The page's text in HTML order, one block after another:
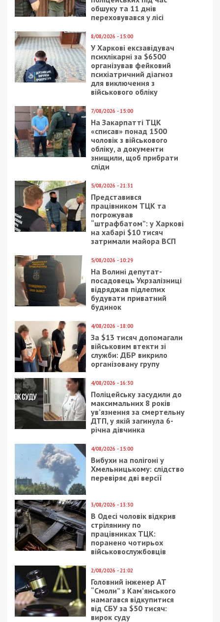
Предыдущая статья:
На Соборной площади Днепра произошло
дерзкое убийство: видео
Следующая статья:
В Днепре за сутки более 200 новых
заболевших коронавирусом
СУСПІЛЬСТВО
28/03/2019 - 16:40
В Днепре планируют
вырубить деревья
ради реконструкции
улицы
25/07/2021 - 8:00
Коронавирус в Днепре:
статистика на утро 25
июля
4/10/2024 - 9:30
Ворог не припиняв
атаки на
Нікопольщину
12/06/2019 - 13:09
Представитель
президента
Зеленского в Кабмине
вырастут цены на
электричество
9/08/2026 - 11:57
Справа “ПриватБанку”: Ігоря Коломойського та його
спільників судитимуть за заволодіння 9,2 млрд грн